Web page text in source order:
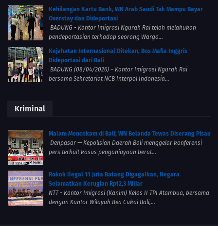
Kehilangan Kartu Bank, WN Arab Saudi Tak Mampu Bayar
Overstay dan Dideportasi
BADUNG - Kantor Imigrasi Ngurah Rai telah melakukan
pendeportasian terhadap seorang Warga...
Kejahatan Internasional Ditekan, Bos Mafia Inggris
Dideportasi dari Bali
BADUNG (08/04/2026) – Kantor Imigrasi Ngurah Rai
bersama Sekretariat NCB Interpol Indonesia...
Kriminal
Malam Mencekam di Bali, WN Belanda Tewas Diserang Pisau
Denpasar — Kepolisian Daerah Bali menggelar konferensi
pers terkait kasus penganiayaan berat...
Rokok Ilegal 11 Juta Batang Digagalkan, Negara
Selamatkan Kerugian Rp12,3 Miliar
NTT - Kantor Imigrasi (Kanim) Kelas II TPI Atambua, bersama
dengan Kantor Wilayah Bea Cukai Bali,...